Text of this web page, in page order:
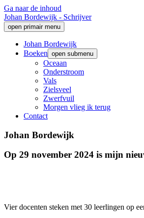
Ga naar de inhoud
Johan Bordewijk - Schrijver
open primair menu
Johan Bordewijk
Boeken open submenu
Oceaan
Onderstroom
Vals
Zielsveel
Zwerfvuil
Morgen vlieg ik terug
Contact
Johan Bordewijk
Op 29 november 2024 is mijn
Vier docenten steken met 30 leerlingen op